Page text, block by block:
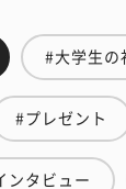
#大学生の
#プレゼント
ンタビュー